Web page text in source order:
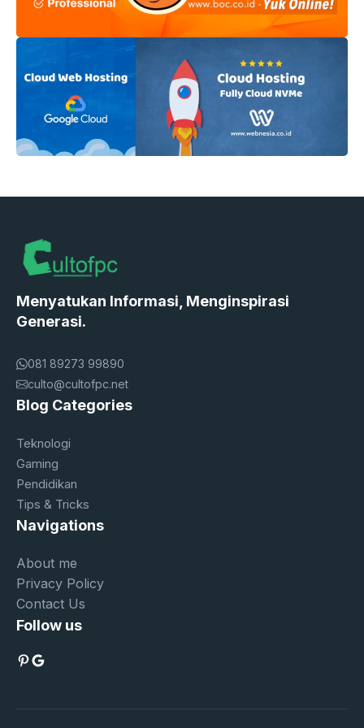
Menyatukan Informasi, Menginspirasi
Generasi.
081 89273 99890
culto@cultofpc.net
Blog Categories
Teknologi
Gaming
Pendidikan
Tips & Tricks
Navigations
About me
Privacy Policy
Contact Us
Follow us
Pinterest
Google